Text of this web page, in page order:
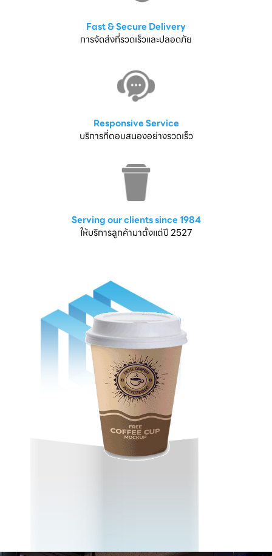
Fast & Secure Delivery
การจัดส่งที่รวดเร็วและปลอดภัย
Responsive Service
บริการที่ตอบสนองอย่างรวดเร็ว
Serving our clients since 1984
ให้บริการลูกค้ามาตั้งแต่ปี 2527